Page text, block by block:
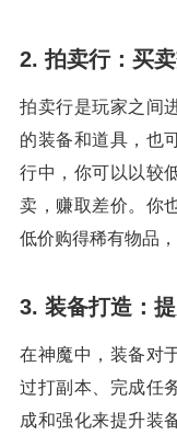
2. 拍卖行：买
拍卖行是玩家之间
的装备和道具，也
行中，你可以以较
卖，赚取差价。你
低价购得稀有物品
3. 装备打造：
在神魔中，装备对
过打副本、完成任
成和强化来提升装